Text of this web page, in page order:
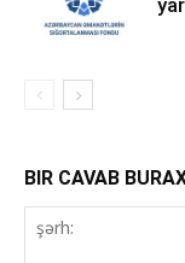
BIR CAVAB